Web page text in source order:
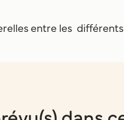
entre les différents